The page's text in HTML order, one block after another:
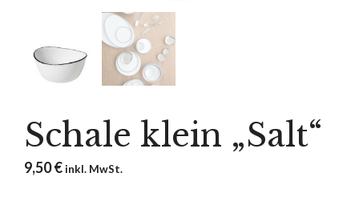
Schale klein „Salt“
9,50€ inkl. MwSt.